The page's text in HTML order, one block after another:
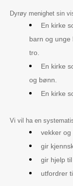
Dyrøy menighet sin
En kirke
barn og unge
tro.
En kirke
og bønn.
En kirke
Vi vil ha en
vekker og
gir
gir hjelp
utfordrer